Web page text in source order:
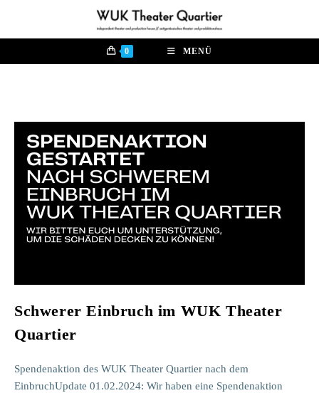
springen
0 MENÜ
Schwerer Einbruch im WUK Theater
Quartier
Spendenaktion des WUK Theater Quartier nach dem
EinbruchUpdate 01.02.2024: Wir haben eine Spendenaktion